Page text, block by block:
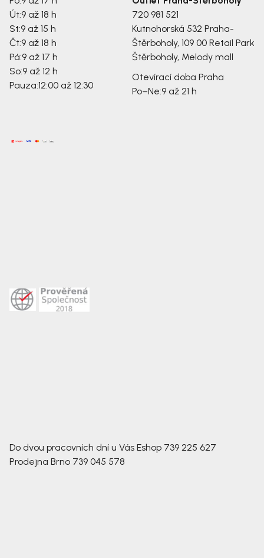
Út:9 až 18 h
St:9 až 15 h
Čt:9 až 18 h
Pá:9 až 17 h
So:9 až 12 h
Pauza:12:00 až 12:30
720 981 521
Kutnohorská 532 Praha-
Štěrboholy, 109 00 Retail Park
Štěrboholy, Melody mall
Otevírací doba Praha
Po–Ne:9 až 21 h
Do dvou pracovních dní u Vás Eshop 739 225 627
Prodejna Brno 739 045 578